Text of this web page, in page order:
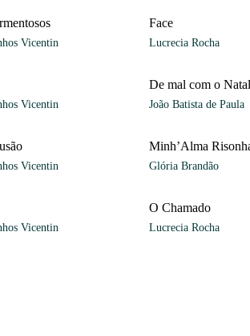
Vicentin
Vicentin
Vicentin
Vicentin
Face
Lucrecia Rocha
De mal com o Natal
João Batista de Paula
Minh’Alma
Glória Brandão
O Chamado
Lucrecia Rocha